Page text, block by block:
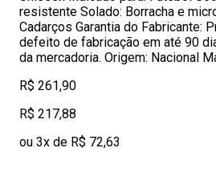
resistente Solado: Borracha e
Cadarços Garantia do Fabricante:
defeito de fabricação em até 90
da mercadoria. Origem: Nacional
R$ 261,90
R$ 217,88
ou 3x de R$ 72,63